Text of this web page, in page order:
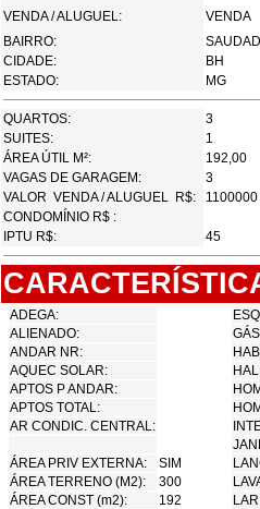
VENDA / ALUGUEL:
VENDA
BAIRRO:
CIDADE:
BH
ESTADO:
MG
QUARTOS:
3
SUITES:
1
ÁREA ÚTIL M²:
192,00
VAGAS DE GARAGEM:
3
VALOR VENDA / ALUGUEL R$:
1100000
CONDOMÍNIO R$ :
IPTU R$:
45
ADEGA:
ALIENADO:
ANDAR NR:
AQUEC SOLAR:
APTOS P ANDAR:
APTOS TOTAL:
AR CONDIC. CENTRAL:
ÁREA PRIV EXTERNA:
SIM
ÁREA TERRENO (M2):
300
ÁREA CONST (m2):
192